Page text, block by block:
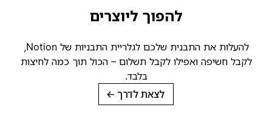
להפוך ליוצרים
להעלות את התבנית שלכם לגלריית התבניות של Notion,
לקבל חשיפה ואפילו לקבל תשלום – הכול תוך כמה לחיצות
בלבד.
לצאת לדרך→